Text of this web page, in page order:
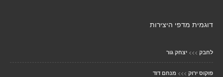
דוגמית מדפי היצירות
לחבק >>> יצחק גור
פוקוס ירוק >>> מנחם דוד